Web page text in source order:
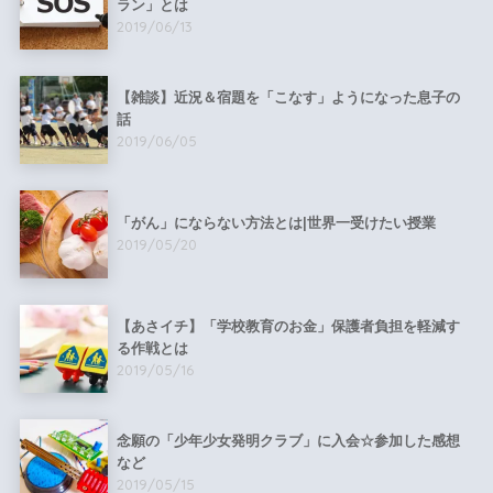
ラン」とは
2019/06/13
【雑談】近況＆宿題を「こなす」ようになった息子の
話
2019/06/05
「がん」にならない方法とは|世界一受けたい授業
2019/05/20
【あさイチ】「学校教育のお金」保護者負担を軽減す
る作戦とは
2019/05/16
念願の「少年少女発明クラブ」に入会☆参加した感想
など
2019/05/15